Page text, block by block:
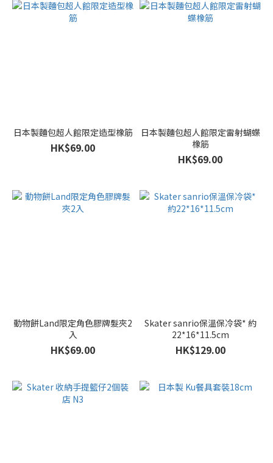
日本製麵包超人館限定造型橡筋
HK$69.00
日本製麵包超人館限定雷射蝴蝶
橡筋
HK$69.00
動物餅Land限定角色膠牌髮夾2
入
HK$69.00
Skater sanrio保溫保冷袋* 約
22*16*11.5cm
HK$129.00